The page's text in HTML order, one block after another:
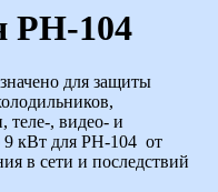
РН-104
для защиты
теле-, видео- и
9 кВт для РН-104 от
в сети и последствий